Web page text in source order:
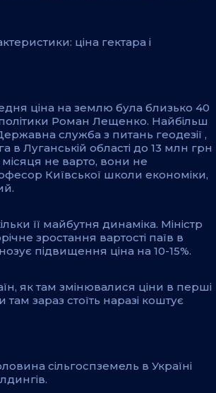
ціна гектара і
ціна на землю була близько 40
Роман Лещенко. Найбільш
служба з питань геодезії ,
в Луганській області до 13 млн грн
не варто, вони не
Київської школи економіки,
її майбутня динаміка. Міністр
зростання вартості паїв в
підвищення ціна на 10-15%.
як там змінювалися ціни в перші
там зараз стоїть наразі коштує
сільгоспземель в Україні